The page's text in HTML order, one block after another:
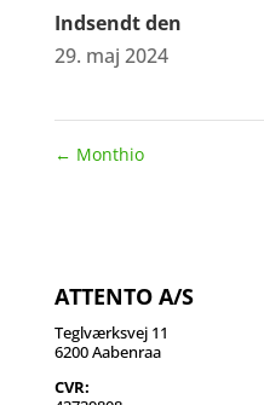
Indsendt den
29. maj 2024
← Monthio
ATTENTO A/S
Teglværksvej 11
6200 Aabenraa
CVR: